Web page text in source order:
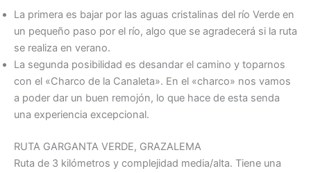
La primera es bajar por las aguas cristalinas del río Verde en
un pequeño paso por el río, algo que se agradecerá si la ruta
se realiza en verano.
La segunda posibilidad es desandar el camino y toparnos
con el «Charco de la Canaleta». En el «charco» nos vamos
a poder dar un buen remojón, lo que hace de esta senda
una experiencia excepcional.
RUTA GARGANTA VERDE, GRAZALEMA
Ruta de 3 kilómetros y complejidad media/alta. Tiene una